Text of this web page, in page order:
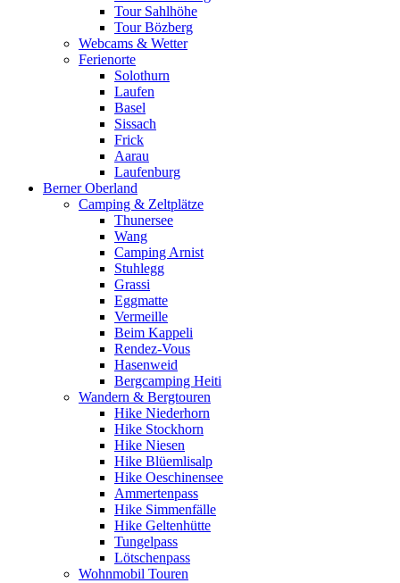
Tour Sahlhöhe
Tour Bözberg
Webcams & Wetter
Ferienorte
Solothurn
Laufen
Basel
Sissach
Frick
Aarau
Laufenburg
Berner Oberland
Camping & Zeltplätze
Thunersee
Wang
Camping Arnist
Stuhlegg
Grassi
Eggmatte
Vermeille
Beim Kappeli
Rendez-Vous
Hasenweid
Bergcamping Heiti
Wandern & Bergtouren
Hike Niederhorn
Hike Stockhorn
Hike Niesen
Hike Blüemlisalp
Hike Oeschinensee
Ammertenpass
Hike Simmenfälle
Hike Geltenhütte
Tungelpass
Lötschenpass
Wohnmobil Touren